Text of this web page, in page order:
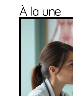
À la une